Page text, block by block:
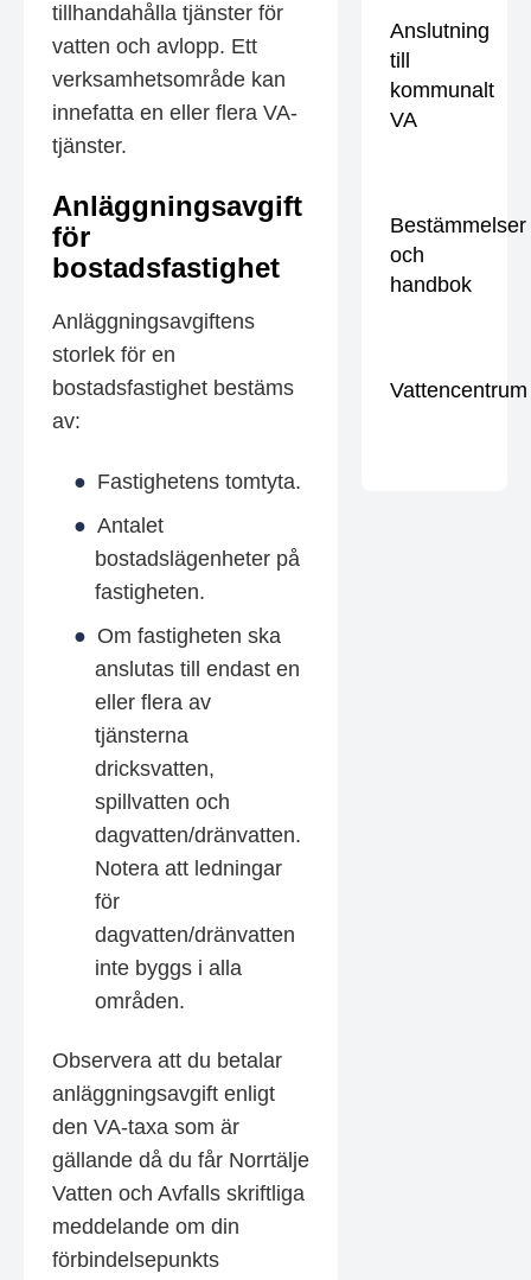
tillhandahålla tjänster för
vatten och avlopp. Ett
verksamhetsområde kan
innefatta en eller flera VA-
tjänster.
Anläggningsavgift
för
bostadsfastighet
Anläggningsavgiftens
storlek för en
bostadsfastighet bestäms
av:
Fastighetens tomtyta.
Antalet
bostadslägenheter på
fastigheten.
Om fastigheten ska
anslutas till endast en
eller flera av
tjänsterna
dricksvatten,
spillvatten och
dagvatten/dränvatten.
Notera att ledningar
för
dagvatten/dränvatten
inte byggs i alla
områden.
Observera att du betalar
anläggningsavgift enligt
den VA-taxa som är
gällande då du får Norrtälje
Vatten och Avfalls skriftliga
meddelande om din
förbindelsepunkts
Anslutning
till
kommunalt
VA
Bestämmelser
och
handbok
Vattencentrum